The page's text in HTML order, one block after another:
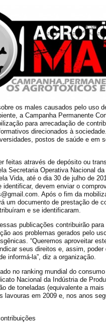
os males causados pelo uso
a Campanha Permanente
para arrecadação de
direcionados à
postos de saúde e em
feitas através de depósito ou
Secretaria Operativa Nacional
Vida, até o dia 30 de julho de
identificar, devem enviar o
Após o fim da
um documento de prestação de
e se identificaram.
publicações contribuirão
aos problemas gerados pelo
“Queremos aproveitar
seus direitos e, assim, poder
informá-la”, diz a organização.
no ranking mundial do
Nacional da Indústria de
de toneladas (equivalente a
lavouras em 2009 e, nos anos